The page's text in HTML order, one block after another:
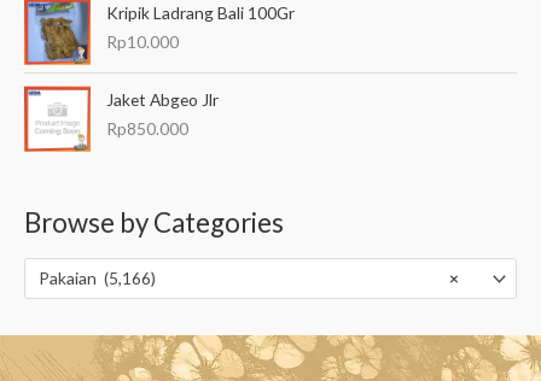
Kripik Ladrang Bali 100Gr
Rp10.000
Jaket Abgeo Jlr
Rp850.000
Browse by Categories
×
Pakaian (5,166)